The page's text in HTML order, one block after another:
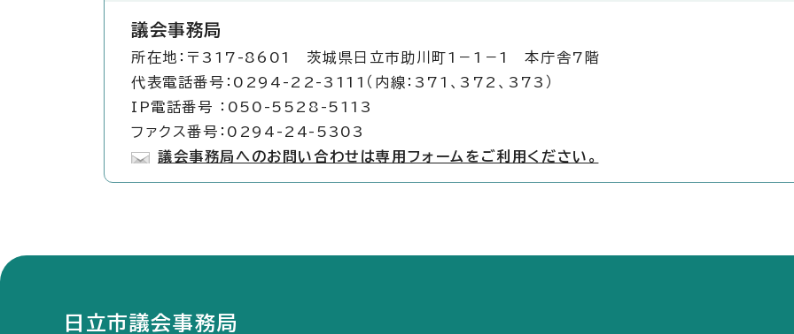
議会事務局
所在地：〒317-8601 茨城県日立市助川町1－1－1 本庁舎7階
代表電話番号：0294-22-3111（内線：371、372、373）
IP電話番号 ：050-5528-5113
ファクス番号：0294-24-5303
議会事務局へのお問い合わせは専用フォームをご利用ください。
日立市議会事務局